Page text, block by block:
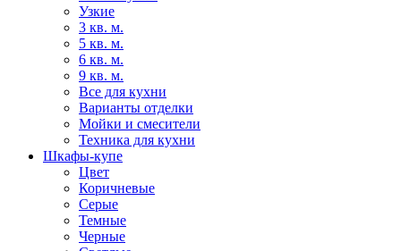
Узкие
3 кв. м.
5 кв. м.
6 кв. м.
9 кв. м.
Все для кухни
Варианты отделки
Мойки и смесители
Техника для кухни
Шкафы-купе
Цвет
Коричневые
Серые
Темные
Черные